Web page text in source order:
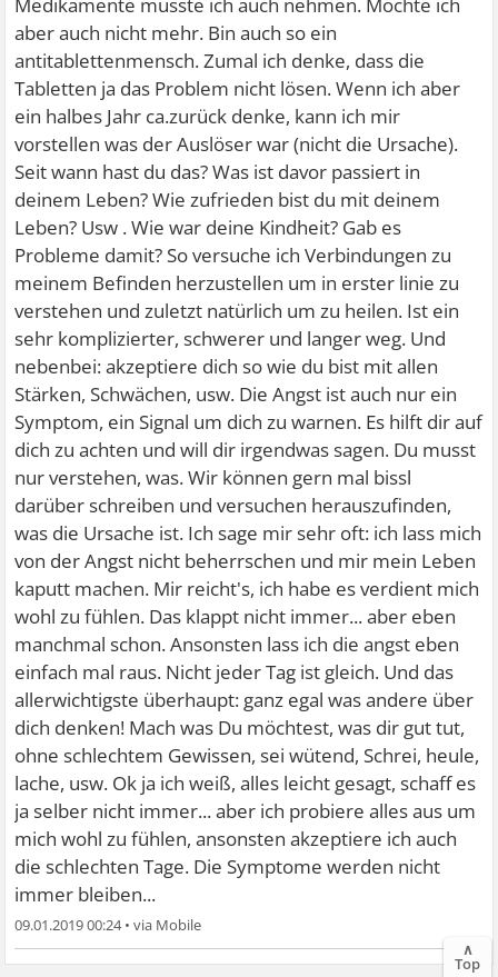
aber auch nicht mehr. Bin auch so ein
antitablettenmensch. Zumal ich denke, dass die
Tabletten ja das Problem nicht lösen. Wenn ich aber
ein halbes Jahr ca.zurück denke, kann ich mir
vorstellen was der Auslöser war (nicht die Ursache).
Seit wann hast du das? Was ist davor passiert in
deinem Leben? Wie zufrieden bist du mit deinem
Leben? Usw . Wie war deine Kindheit? Gab es
Probleme damit? So versuche ich Verbindungen zu
meinem Befinden herzustellen um in erster linie zu
verstehen und zuletzt natürlich um zu heilen. Ist ein
sehr komplizierter, schwerer und langer weg. Und
nebenbei: akzeptiere dich so wie du bist mit allen
Stärken, Schwächen, usw. Die Angst ist auch nur ein
Symptom, ein Signal um dich zu warnen. Es hilft dir auf
dich zu achten und will dir irgendwas sagen. Du musst
nur verstehen, was. Wir können gern mal bissl
darüber schreiben und versuchen herauszufinden,
was die Ursache ist. Ich sage mir sehr oft: ich lass mich
von der Angst nicht beherrschen und mir mein Leben
kaputt machen. Mir reicht's, ich habe es verdient mich
wohl zu fühlen. Das klappt nicht immer... aber eben
manchmal schon. Ansonsten lass ich die angst eben
einfach mal raus. Nicht jeder Tag ist gleich. Und das
allerwichtigste überhaupt: ganz egal was andere über
dich denken! Mach was Du möchtest, was dir gut tut,
ohne schlechtem Gewissen, sei wütend, Schrei, heule,
lache, usw. Ok ja ich weiß, alles leicht gesagt, schaff es
ja selber nicht immer... aber ich probiere alles aus um
mich wohl zu fühlen, ansonsten akzeptiere ich auch
die schlechten Tage. Die Symptome werden nicht
immer bleiben...
09.01.2019 00:24•
∧
Top